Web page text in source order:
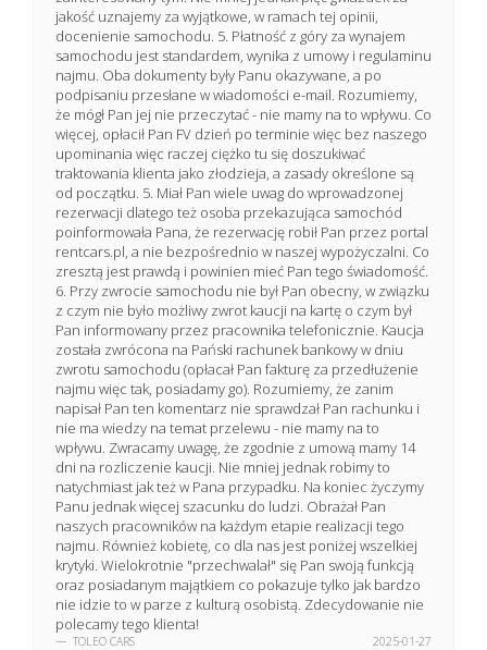
jakość uznajemy za wyjątkowe, w ramach tej opinii,
docenienie samochodu. 5. Płatność z góry za wynajem
samochodu jest standardem, wynika z umowy i regulaminu
najmu. Oba dokumenty były Panu okazywane, a po
podpisaniu przesłane w wiadomości e-mail. Rozumiemy,
że mógł Pan jej nie przeczytać - nie mamy na to wpływu. Co
więcej, opłacił Pan FV dzień po terminie więc bez naszego
upominania więc raczej ciężko tu się doszukiwać
traktowania klienta jako złodzieja, a zasady określone są
od początku. 5. Miał Pan wiele uwag do wprowadzonej
rezerwacji dlatego też osoba przekazująca samochód
poinformowała Pana, że rezerwację robił Pan przez portal
rentcars.pl, a nie bezpośrednio w naszej wypożyczalni. Co
zresztą jest prawdą i powinien mieć Pan tego świadomość.
6. Przy zwrocie samochodu nie był Pan obecny, w związku
z czym nie było możliwy zwrot kaucji na kartę o czym był
Pan informowany przez pracownika telefonicznie. Kaucja
została zwrócona na Pański rachunek bankowy w dniu
zwrotu samochodu (opłacał Pan fakturę za przedłużenie
najmu więc tak, posiadamy go). Rozumiemy, że zanim
napisał Pan ten komentarz nie sprawdzał Pan rachunku i
nie ma wiedzy na temat przelewu - nie mamy na to
wpływu. Zwracamy uwagę, że zgodnie z umową mamy 14
dni na rozliczenie kaucji. Nie mniej jednak robimy to
natychmiast jak też w Pana przypadku. Na koniec życzymy
Panu jednak więcej szacunku do ludzi. Obrażał Pan
naszych pracowników na każdym etapie realizacji tego
najmu. Również kobietę, co dla nas jest poniżej wszelkiej
krytyki. Wielokrotnie "przechwalał" się Pan swoją funkcją
oraz posiadanym majątkiem co pokazuje tylko jak bardzo
nie idzie to w parze z kulturą osobistą. Zdecydowanie nie
polecamy tego klienta!
TOLEO CARS 2025-01-27